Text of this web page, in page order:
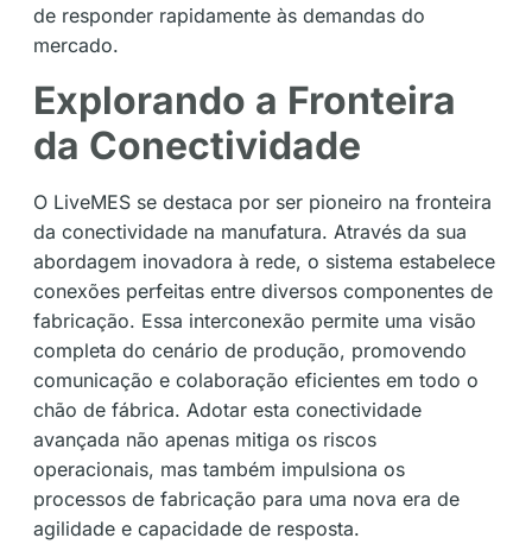
de responder rapidamente às demandas do
mercado.
Explorando a Fronteira
da Conectividade
O LiveMES se destaca por ser pioneiro na fronteira
da conectividade na manufatura. Através da sua
abordagem inovadora à rede, o sistema estabelece
conexões perfeitas entre diversos componentes de
fabricação. Essa interconexão permite uma visão
completa do cenário de produção, promovendo
comunicação e colaboração eficientes em todo o
chão de fábrica. Adotar esta conectividade
avançada não apenas mitiga os riscos
operacionais, mas também impulsiona os
processos de fabricação para uma nova era de
agilidade e capacidade de resposta.